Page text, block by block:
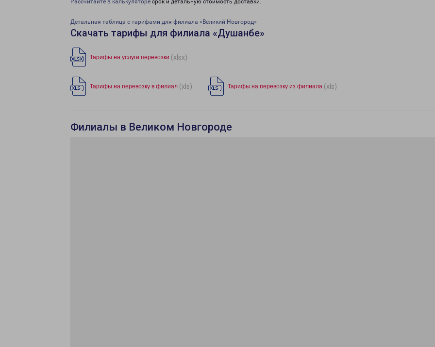
Рассчитайте в калькуляторе срок и детальную стоимость доставки.
Детальная таблица с тарифами для филиала «Великий Новгород»
Скачать тарифы для филиала «Душанбе»
Тарифы на услуги перевозки (xlsx)
Тарифы на перевозку в филиал (xls) Тарифы на перевозку из филиала (xls)
Филиалы в Великом Новгороде